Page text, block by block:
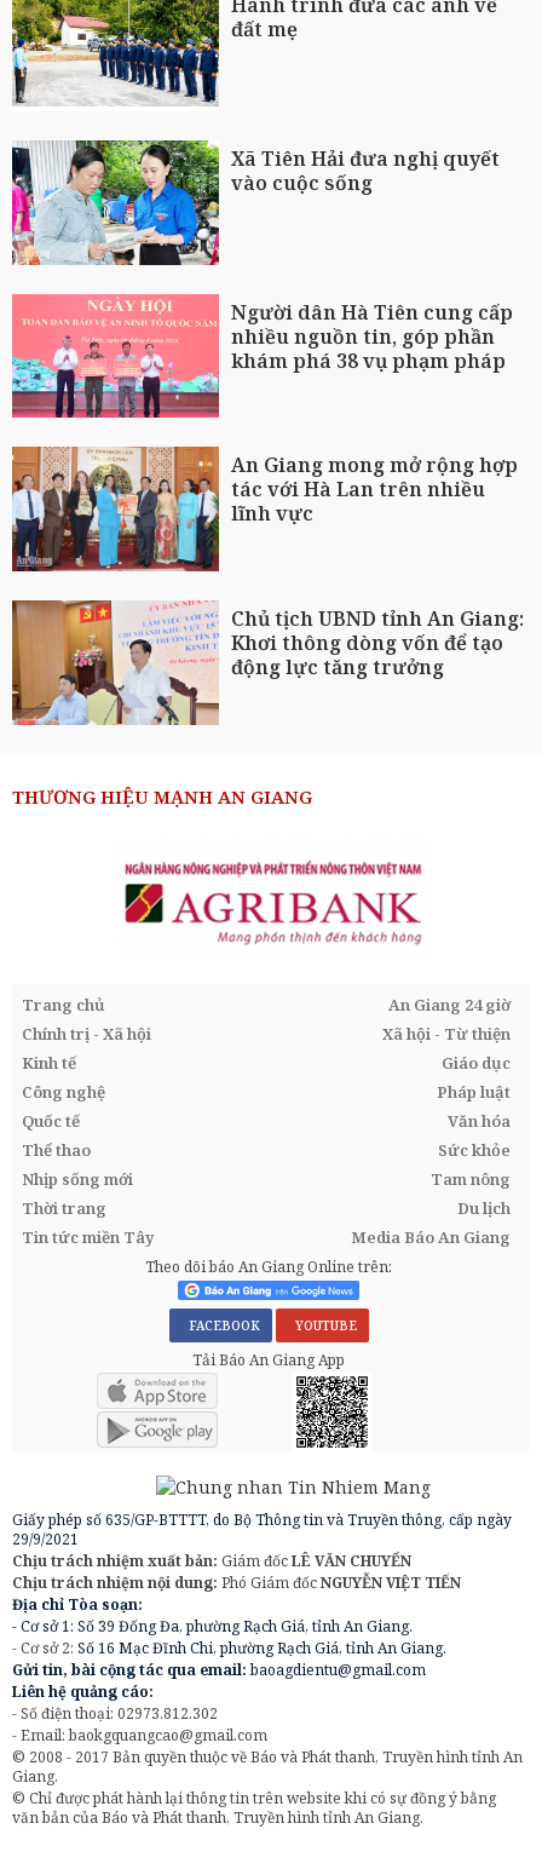
đất mẹ
Xã Tiên Hải đưa nghị quyết
vào cuộc sống
Người dân Hà Tiên cung cấp
nhiều nguồn tin, góp phần
khám phá 38 vụ phạm pháp
An Giang mong mở rộng hợp
tác với Hà Lan trên nhiều
lĩnh vực
Chủ tịch UBND tỉnh An Giang:
Khơi thông dòng vốn để tạo
động lực tăng trưởng
THƯƠNG HIỆU MẠNH AN GIANG
Trang chủ
An Giang 24 giờ
Chính trị - Xã hội
Xã hội - Từ thiện
Kinh tế
Giáo dục
Công nghệ
Pháp luật
Quốc tế
Văn hóa
Thể thao
Sức khỏe
Nhịp sống mới
Tam nông
Thời trang
Du lịch
Tin tức miền Tây
Media Báo An Giang
Theo dõi báo An Giang Online trên:
FACEBOOK YOUTUBE
Tải Báo An Giang App
Giấy phép số 635/GP-BTTTT, do Bộ Thông tin và Truyền thông, cấp ngày
29/9/2021
Chịu trách nhiệm xuất bản: Giám đốcLÊ VĂN CHUYỂN
Chịu trách nhiệm nội dung: Phó Giám đốcNGUYỄN VIỆT TIẾN
Địa chỉ Tòa soạn:
- Cơ sở 1: Số 39 Đống Đa, phường Rạch Giá, tỉnh An Giang.
- Cơ sở 2: Số 16 Mạc Đĩnh Chi, phường Rạch Giá, tỉnh An Giang.
Gửi tin, bài cộng tác qua email:baoagdientu@gmail.com
Liên hệ quảng cáo:
- Số điện thoại: 02973.812.302
- Email:baokgquangcao@gmail.com
© 2008 - 2017 Bản quyền thuộc về Báo và Phát thanh, Truyền hình tỉnh An
Giang.
© Chỉ được phát hành lại thông tin trên website khi có sự đồng ý bằng
văn bản của Báo và Phát thanh, Truyền hình tỉnh An Giang.